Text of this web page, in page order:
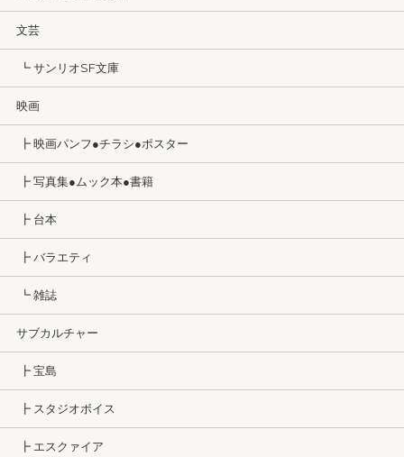
文芸
┗ サンリオSF文庫
映画
┣ 映画パンフ●チラシ●ポスター
┣ 写真集●ムック本●書籍
┣ 台本
┣ バラエティ
┗ 雑誌
サブカルチャー
┣ 宝島
┣ スタジオボイス
┣ エスクァイア